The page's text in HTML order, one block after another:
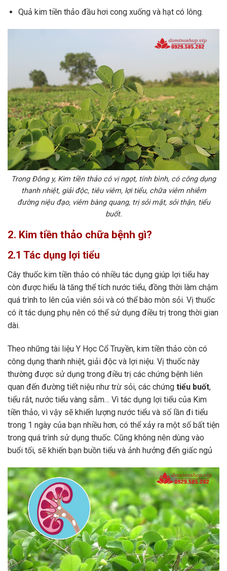
Quả kim tiền thảo đầu hơi cong xuống và hạt có lông.
Trong Đông y, Kim tiền thảo có vị ngọt, tính bình, có công dụng
thanh nhiệt, giải độc, tiêu viêm, lợi tiểu, chữa viêm nhiễm
đường niệu đạo, viêm bàng quang, trị sỏi mật, sỏi thận, tiểu
buốt.
2. Kim tiền thảo chữa bệnh gì?
2.1 Tác dụng lợi tiểu
Cây thuốc kim tiền thảo có nhiều tác dụng giúp lợi tiểu hay
còn được hiểu là tăng thể tích nước tiểu, đồng thời làm chậm
quá trình to lên của viên sỏi và có thể bào mòn sỏi. Vị thuốc
có ít tác dụng phụ nên có thể sử dụng điều trị trong thời gian
dài.
Theo những tài liệu Y Học Cổ Truyền, kim tiền thảo còn có
công dụng thanh nhiệt, giải độc và lợi niệu. Vị thuốc này
thường được sử dụng trong điều trị các chứng bệnh liên
quan đến đường tiết niệu như trừ sỏi, các chứng tiểu buốt,
tiểu rắt, nước tiểu vàng sẫm… Vì tác dụng lợi tiểu của Kim
tiền thảo, vì vậy sẽ khiến lượng nước tiểu và số lần đi tiểu
trong 1 ngày của bạn nhiều hơn, có thể xảy ra một số bất tiện
trong quá trình sử dụng thuốc. Cũng không nên dùng vào
buổi tối, sẽ khiến bạn buồn tiểu và ảnh hưởng đến giấc ngủ